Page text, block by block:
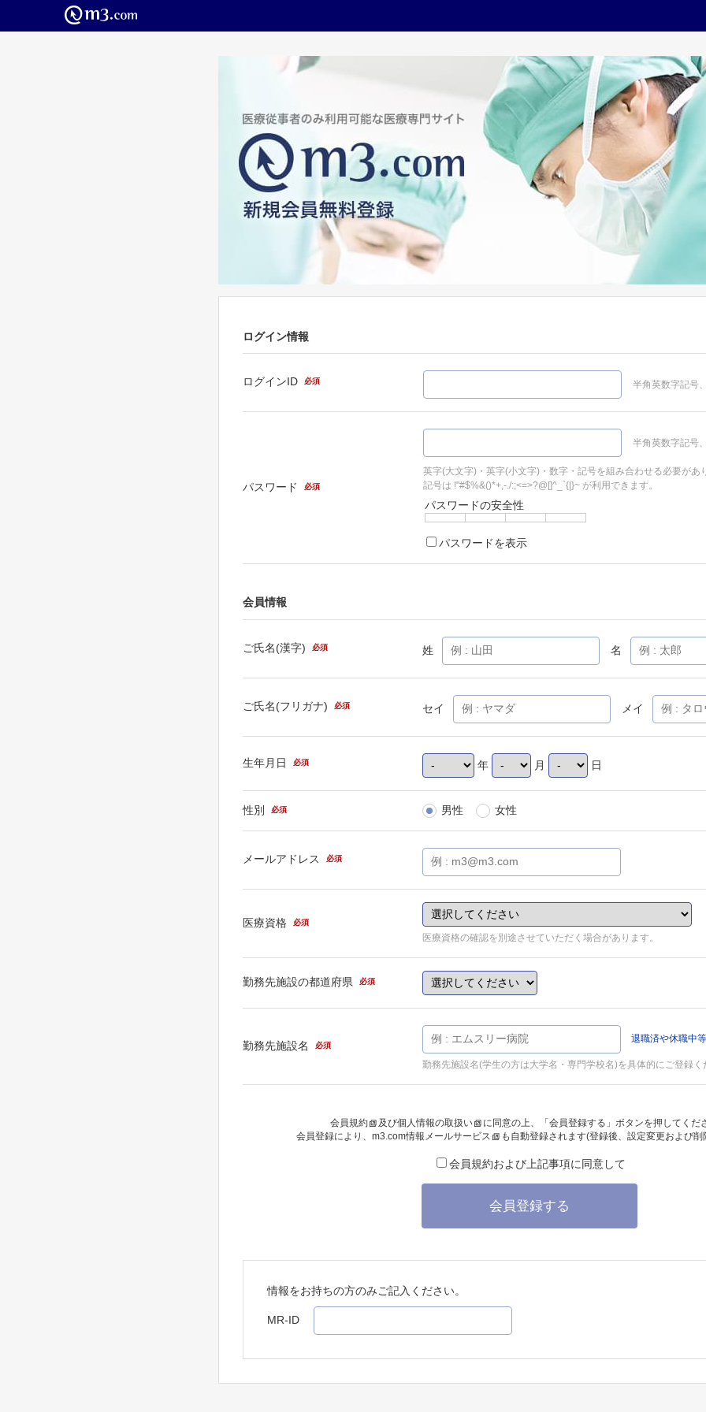
ログイン情報
ログインID 必須 半角英数字記号
パスワード 必須
半角英数字記号
英字(大文字)・英字(小文字)・数字・記号を組み合わせる必要があ
記号は !"#$%&()*+,-./:;<=>?@[]^_`{|}~ が利用できます。
パスワードの安全性
パスワードを表示
会員情報
ご氏名(漢字) 必須 姓 名
ご氏名(フリガナ) 必須 セイ メイ
生年月日 必須 年 月 日
性別 必須 男性 女性
メールアドレス 必須
医療資格 必須
医療資格の確認を別途させていただく場合があります。
勤務先施設の都道府県 必須
勤務先施設名 必須
退職済や休職中
勤務先施設名(学生の方は大学名・専門学校名)を具体的にご登録く
会員規約 及び個人情報の取扱い
に同意の上、「会員登録する」ボタンを押してくだ
会員登録により、 m3.com情報メールサービス も自動登録されます(登録後、設定変更および
会員規約および上記事項に同意して
会員登録する
情報をお持ちの方のみご記入ください。
MR-ID